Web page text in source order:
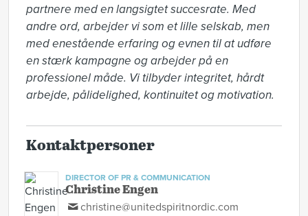
partnere med en langsigtet succesrate. Med
andre ord, arbejder vi som et lille selskab, men
med enestående erfaring og evnen til at udføre
en stærk kampagne og arbejder på en
professionel måde. Vi tilbyder integritet, hårdt
arbejde, pålidelighed, kontinuitet og motivation.
Kontaktpersoner
DIRECTOR OF PR & COMMUNICATION
Christine Engen
christine@unitedspiritnordic.com